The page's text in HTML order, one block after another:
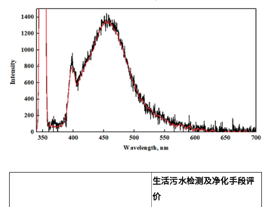
生活污水检测及净化手段评
价